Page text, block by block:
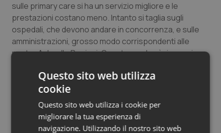
sulle primary care si ha un servizio migliore e le
prestazioni costano meno. Intanto si taglia sugli
ospedali, che devono andare in concorrenza, e sulle
amministrazioni, grosso modo corrispondenti alle
nostre Asl e alle Regioni. Questo produrrà risparmi,
altre professionalità, in particolare infermieristiche.
Dall’altro lato dovrebbe mettere in maggiore evidenza
il paziente, dandogli maggiori diritti ma anche maggiori
responsabilità.
Questo sito web utilizza
cookie
Questo sito web utilizza i cookie per
migliorare la tua esperienza di
navigazione. Utilizzando il nostro sito web